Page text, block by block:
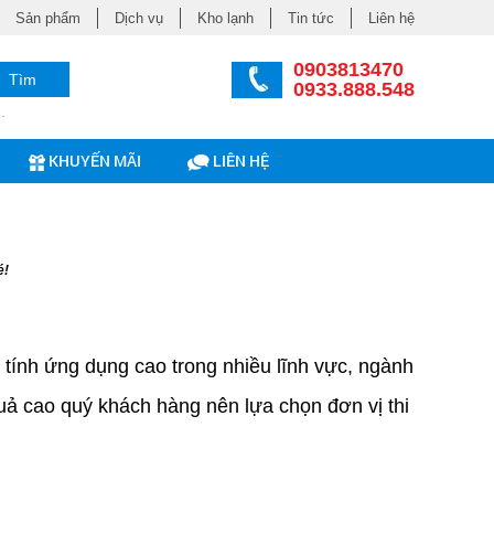
Sản phẩm Dịch vụ Kho lạnh Tin tức Liên hệ
Tìm
0903813470
0933.888.548
KHUYẾN MÃI LIÊN HỆ
ứng dụng cao trong nhiều lĩnh vực, ngành
cao quý khách hàng nên lựa chọn đơn vị thi